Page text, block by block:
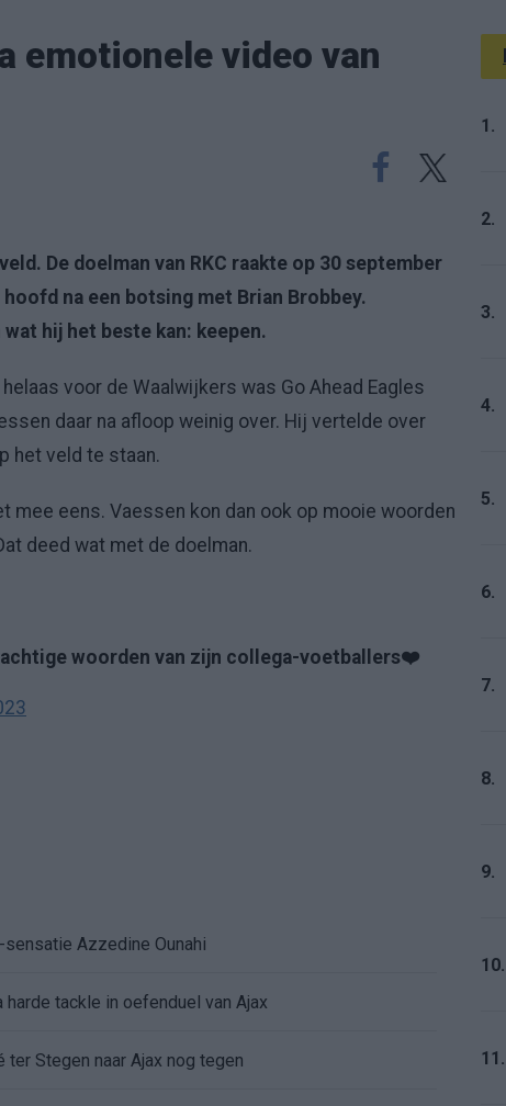
emotionele video van
De doelman van RKC raakte op 30 september
na een botsing met Brian Brobbey.
hij het beste kan: keepen.
voor de Waalwijkers was Go Ahead Eagles
daar na afloop weinig over. Hij vertelde over
het veld te staan.
mee eens. Vaessen kon dan ook op mooie woorden
deed wat met de doelman.
woorden van zijn collega-voetballers❤️
Azzedine Ounahi
tackle in oefenduel van Ajax
Stegen naar Ajax nog tegen
1.
2.
3.
4.
5.
6.
7.
8.
9.
10.
11.